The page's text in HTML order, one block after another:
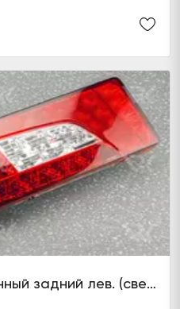
Фонарь комбинированный задний лев. (светодиодный)